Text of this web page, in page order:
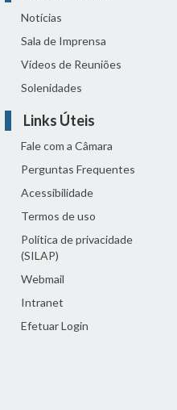
Notícias
Sala de Imprensa
Vídeos de Reuniões
Solenidades
Links Úteis
Fale com a Câmara
Perguntas Frequentes
Acessibilidade
Termos de uso
Política de privacidade
(SILAP)
Webmail
Intranet
Efetuar Login